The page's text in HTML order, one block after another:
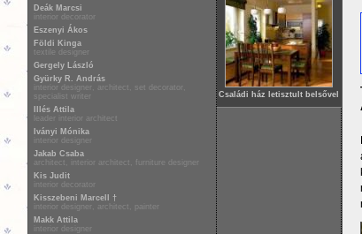
Deák Marcsi
interior decorator
Eszenyi Ákos
Földi Kinga
textile designer
Gergely László
Gyürky R. András
interior designer, architect, set decorator,
specialist writer
Illés Attila
leader interior architect
Iványi Mónika
interior designer
Jakab Csaba
architect, interior architect, furniture designer
Kis Judit
interior decorator
Kisszebeni Marcell †
interior designer, architect, painter
Makk Attila
interior designer
Családi ház letisztult belsővel